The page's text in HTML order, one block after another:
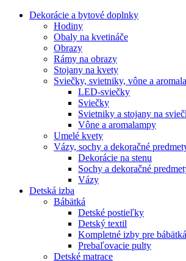
Dekorácie a bytové doplnky
Hodiny
Obaly na kvetináče
Obrazy
Rámy na obrazy
Stojany na kvety
Sviečky, svietniky, vône a
LED-sviečky
Sviečky
Svietniky a stojany na
Vône a aromalampy
Umelé kvety
Vázy, sochy a dekoračné
Dekorácie na stenu
Sochy a dekoračné
Vázy
Detská izba
Bábätká
Detské postieľky
Detský textil
Kompletné izby pre bábätká
Prebaľovacie pulty
Detské matrace